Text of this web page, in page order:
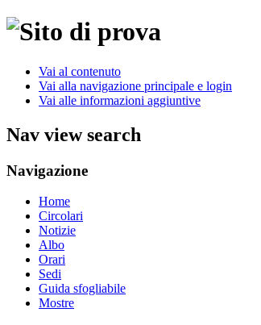
Vai al contenuto
Vai alla navigazione principale e login
Vai alle informazioni aggiuntive
Nav view search
Navigazione
Home
Circolari
Notizie
Albo
Orari
Sedi
Guida sfogliabile
Mostre